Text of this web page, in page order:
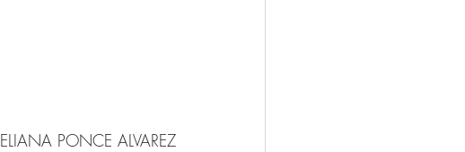
ELIANA PONCE ALVAREZ